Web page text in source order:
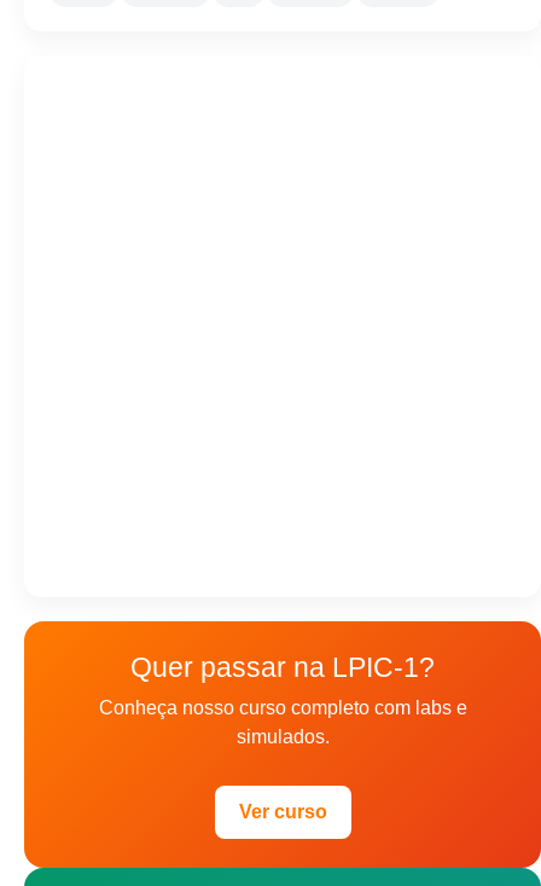
Quer passar na LPIC-1?
Conheça nosso curso completo com labs e
simulados.
Ver curso